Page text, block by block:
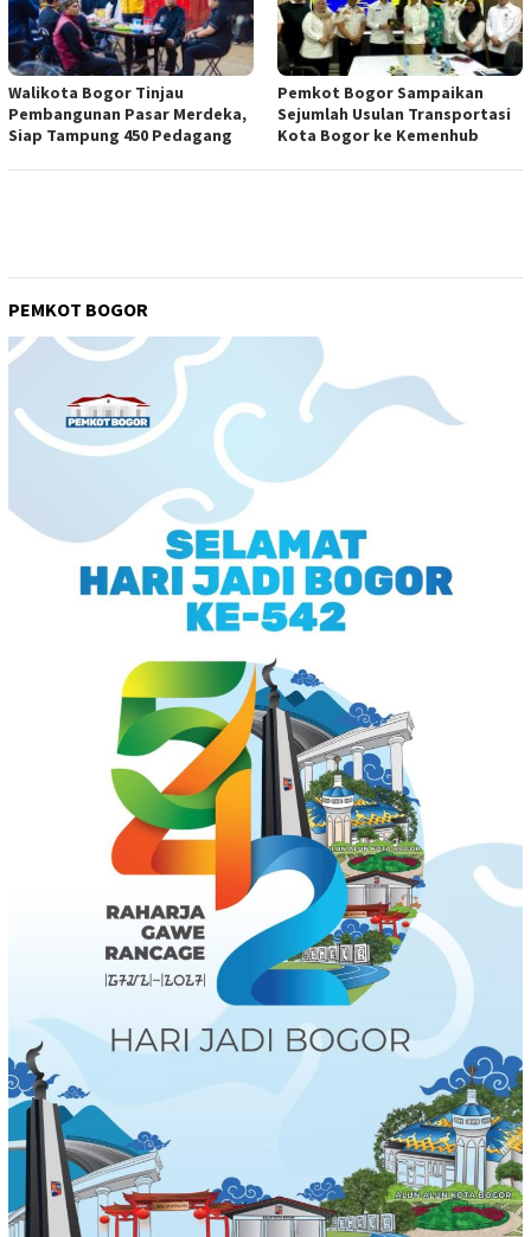
Walikota Bogor Tinjau
Pembangunan Pasar Merdeka,
Siap Tampung 450 Pedagang
Pemkot Bogor Sampaikan
Sejumlah Usulan Transportasi
Kota Bogor ke Kemenhub
PEMKOT BOGOR